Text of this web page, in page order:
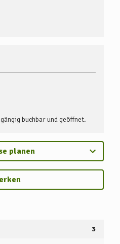
3
buchbar und geöffnet.
planen